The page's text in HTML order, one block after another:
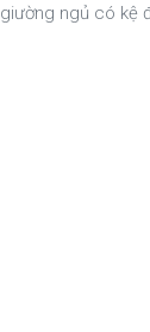
giường ngủ có kệ